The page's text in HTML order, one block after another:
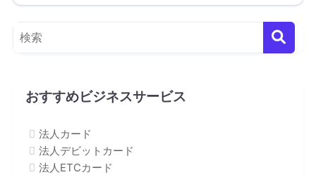
おすすめビジネスサービス
法人カード
法人デビットカード
法人ETCカード